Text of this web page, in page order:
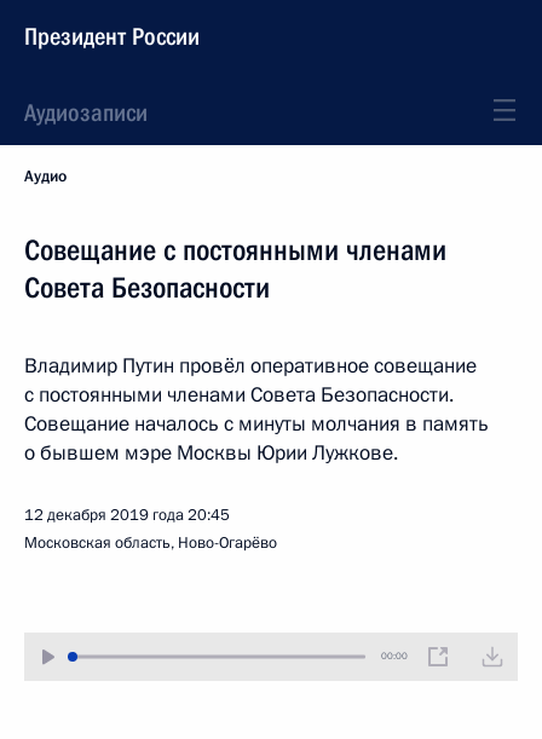
Президент России
Аудиозаписи
Аудио
Совещание с постоянными членами
Совета Безопасности
Владимир Путин провёл оперативное совещание
с постоянными членами Совета Безопасности.
Совещание началось с минуты молчания в память
о бывшем мэре Москвы Юрии Лужкове.
12 декабря 2019 года20:45
Московская область, Ново-Огарёво
00:00